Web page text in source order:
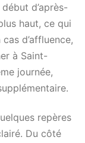
d’après-
haut, ce qui
cas d’affluence,
à Saint-
journée,
repères
Du côté